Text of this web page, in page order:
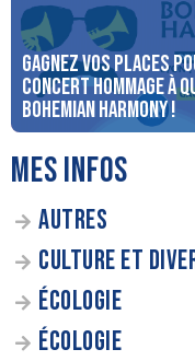
Gagnez vos places
concert Hommage à
Bohemian Harmony !
MES INFOS
AUTRES
CULTURE ET
ÉCOLOGIE
ÉCOLOGIE